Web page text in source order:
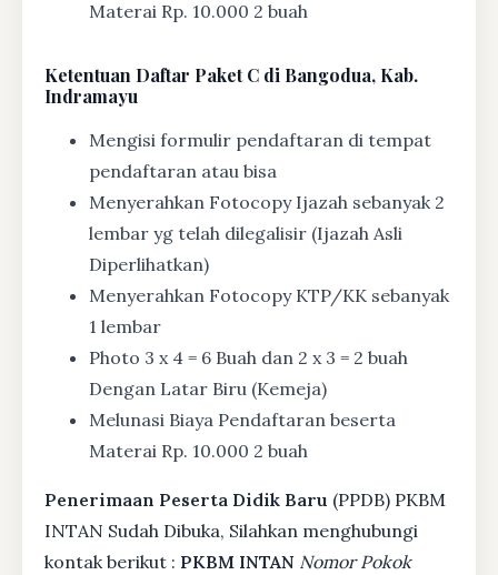
Materai Rp. 10.000 2 buah
Ketentuan Daftar Paket C di Bangodua, Kab.
Indramayu
Mengisi formulir pendaftaran di tempat
pendaftaran atau bisa
Menyerahkan Fotocopy Ijazah sebanyak 2
lembar yg telah dilegalisir (Ijazah Asli
Diperlihatkan)
Menyerahkan Fotocopy KTP/KK sebanyak
1 lembar
Photo 3 x 4 = 6 Buah dan 2 x 3 = 2 buah
Dengan Latar Biru (Kemeja)
Melunasi Biaya Pendaftaran beserta
Materai Rp. 10.000 2 buah
Penerimaan Peserta Didik Baru (PPDB) PKBM
INTAN Sudah Dibuka, Silahkan menghubungi
kontak berikut : PKBM INTAN Nomor Pokok